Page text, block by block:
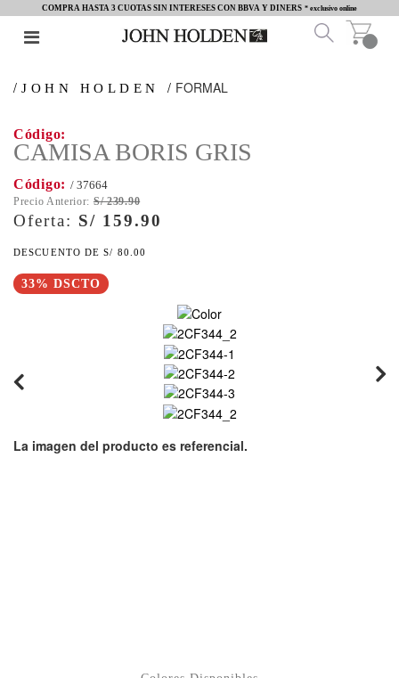
COMPRA HASTA 3 CUOTAS SIN INTERESES CON BBVA Y DINERS * exclusivo online
JOHN HOLDEN FORMAL
CAMISA BORIS GRIS
/ 37664
S/ 239.90
S/ 159.90
S/ 80.00
33% DSCTO